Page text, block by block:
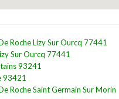
Roche Lizy Sur Ourcq 77441
Sur Ourcq 77441
93241
93421
Roche Saint Germain Sur Morin